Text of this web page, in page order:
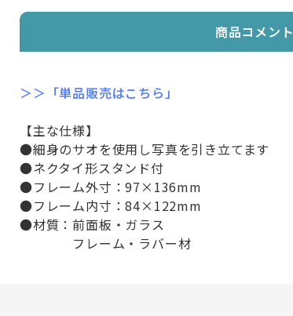
商品コメント
＞＞「単品販売はこちら」
【主な仕様】
●細身のサオを使用し写真を引き立てます
●ネクタイ形スタンド付
●フレーム外寸：97×136mm
●フレーム内寸：84×122mm
●材質：前面板・ガラス
フレーム・ラバー材